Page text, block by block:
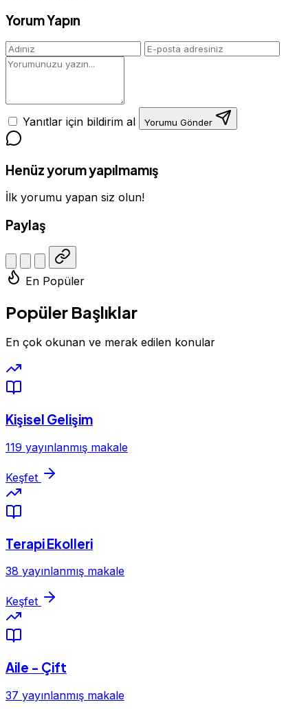
Yorum Yapın
Yanıtlar için bildirim al Yorumu Gönder
Henüz yorum yapılmamış
İlk yorumu yapan siz olun!
Paylaş
En Popüler
Popüler Başlıklar
En çok okunan ve merak edilen konular
Kişisel Gelişim
119 yayınlanmış makale
Keşfet
Terapi Ekolleri
38 yayınlanmış makale
Keşfet
Aile - Çift
37 yayınlanmış makale